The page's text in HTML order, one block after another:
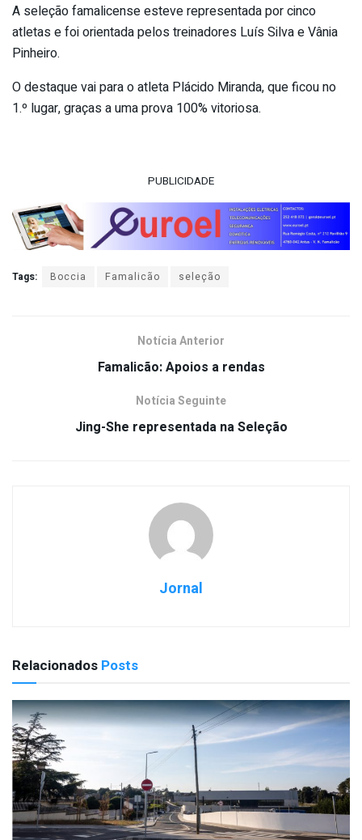
A seleção famalicense esteve representada por cinco
atletas e foi orientada pelos treinadores Luís Silva e Vânia
Pinheiro.
O destaque vai para o atleta Plácido Miranda, que ficou no
1.º lugar, graças a uma prova 100% vitoriosa.
PUBLICIDADE
Tags: Boccia Famalicão seleção
Notícia Anterior
Famalicão: Apoios a rendas
Notícia Seguinte
Jing-She representada na Seleção
Jornal
Relacionados Posts